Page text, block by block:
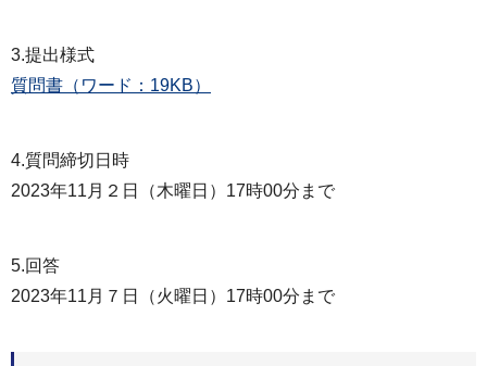
3.提出様式
質問書（ワード：19KB）
4.質問締切日時
2023年11月２日（木曜日）17時00分まで
5.回答
2023年11月７日（火曜日）17時00分まで